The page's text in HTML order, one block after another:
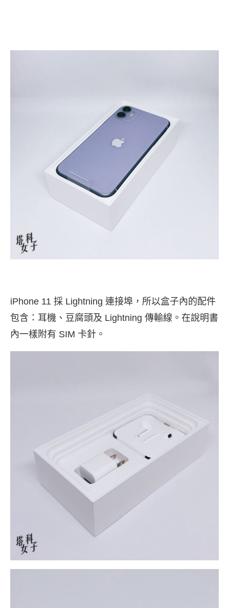
iPhone 11 採 Lightning 連接埠，所以盒子內的配件
包含：耳機、豆腐頭及 Lightning 傳輸線。在說明書
內一樣附有 SIM 卡針。